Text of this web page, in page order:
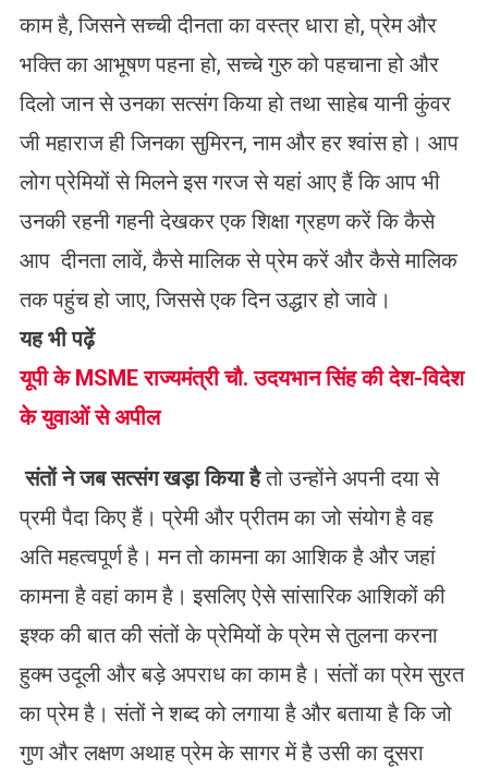
काम है, जिसने सच्ची दीनता का वस्त्र धारा हो, प्रेम और
भक्ति का आभूषण पहना हो, सच्चे गुरु को पहचाना हो और
दिलो जान से उनका सत्संग किया हो तथा साहेब यानी कुंवर
जी महाराज ही जिनका सुमिरन, नाम और हर श्वांस हो। आप
लोग प्रेमियों से मिलने इस गरज से यहां आए हैं कि आप भी
उनकी रहनी गहनी देखकर एक शिक्षा ग्रहण करें कि कैसे
आप दीनता लावें, कैसे मालिक से प्रेम करें और कैसे मालिक
तक पहुंच हो जाए, जिससे एक दिन उद्धार हो जावे।
यह भी पढ़ें
यूपी के MSME राज्यमंत्री चौ. उदयभान सिंह की देश-विदेश
के युवाओं से अपील
संतों ने जब सत्संग खड़ा किया हैतो उन्होंने अपनी दया से
प्रमी पैदा किए हैं। प्रेमी और प्रीतम का जो संयोग है वह
अति महत्वपूर्ण है। मन तो कामना का आशिक है और जहां
कामना है वहां काम है। इसलिए ऐसे सांसारिक आशिकों की
इश्क की बात की संतों के प्रेमियों के प्रेम से तुलना करना
हुक्म उदूली और बड़े अपराध का काम है। संतों का प्रेम सुरत
का प्रेम है। संतों ने शब्द को लगाया है और बताया है कि जो
गुण और लक्षण अथाह प्रेम के सागर में है उसी का दूसरा